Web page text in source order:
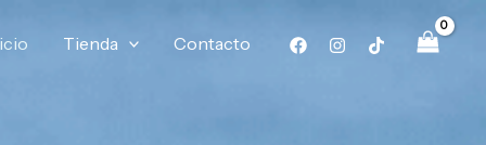
Tienda Contacto